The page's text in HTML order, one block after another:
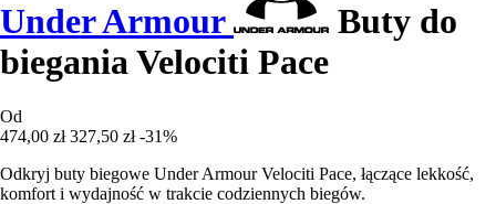
Under Armour
Buty do
biegania Velociti Pace
Od
474,00 zł 327,50 zł -31%
Odkryj buty biegowe Under Armour Velociti Pace, łączące lekkość,
komfort i wydajność w trakcie codziennych biegów.